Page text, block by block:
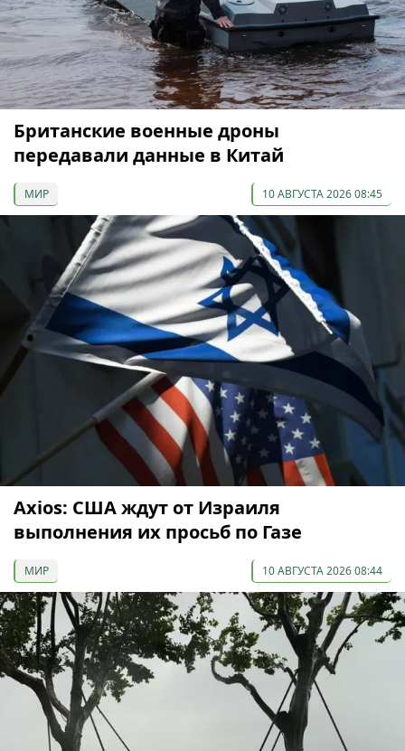
Британские военные дроны
передавали данные в Китай
МИР 10 АВГУСТА 2026 08:45
Axios: США ждут от Израиля
выполнения их просьб по Газе
МИР 10 АВГУСТА 2026 08:44